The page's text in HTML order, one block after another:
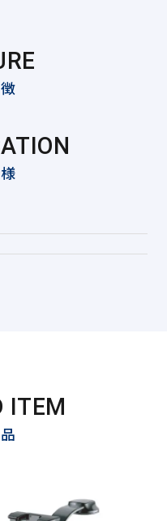
ITEM